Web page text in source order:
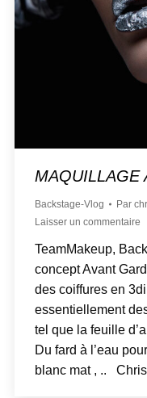
MAQUILLAGE
Backstage-Vlog Par
Laisser un commentaire
TeamMakeup,
concept Avant
des coiffures en
essentiellement
tel que la feuille
Du fard à l’eau
blanc mat , ..